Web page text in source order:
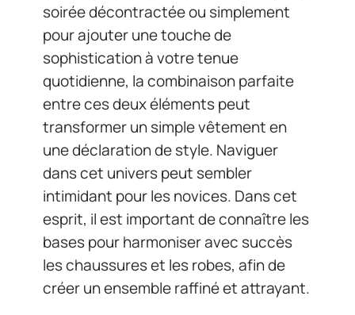
soirée décontractée ou simplement
pour ajouter une touche de
sophistication à votre tenue
quotidienne, la combinaison parfaite
entre ces deux éléments peut
transformer un simple vêtement en
une déclaration de style. Naviguer
dans cet univers peut sembler
intimidant pour les novices. Dans cet
esprit, il est important de connaître les
bases pour harmoniser avec succès
les chaussures et les robes, afin de
créer un ensemble raffiné et attrayant.